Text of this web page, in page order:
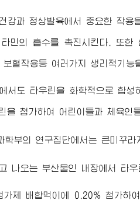
강과 정상발육에서 중요한 작
민의 흡수를 촉진시킨다. 또
혈작용등 여러가지 생리적기능
서도 타우린을 화학적으로 합
을 첨가하여 어린이들과 체육인
학부의 연구집단에서는 큰미꾸라
나오는 부산물인 내장에서 타
가제 배합먹이에 0.20% 첨가